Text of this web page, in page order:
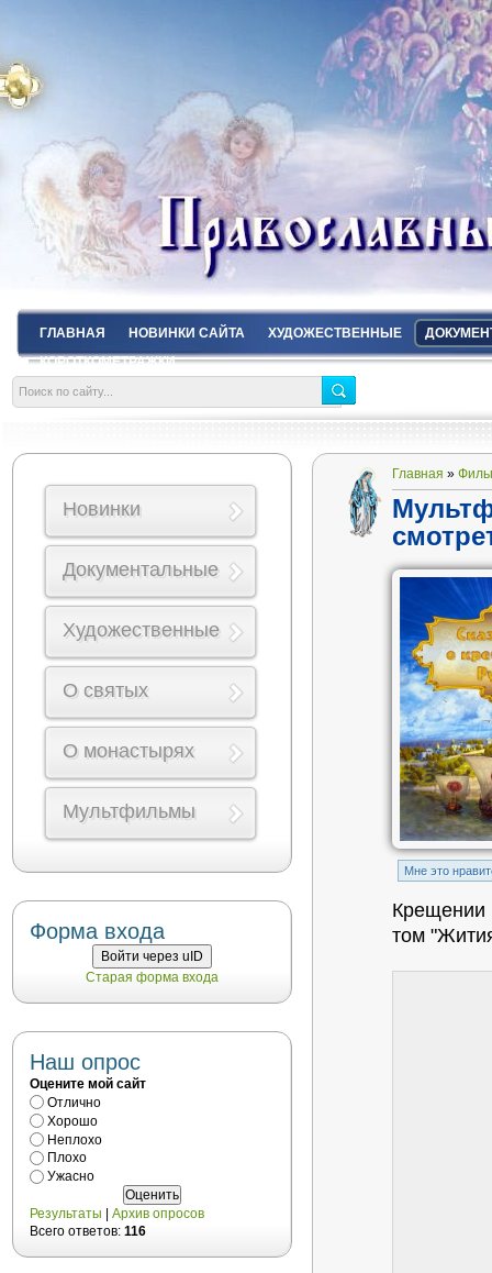
ГЛАВНАЯ НОВИНКИ САЙТА ХУДОЖЕСТВЕННЫЕ
КОРОТКОМЕТРАЖКИ
Главная »
Mне это
Крещении
том
Новинки
Документальные
Художественные
О святых
О монастырях
Мультфильмы
Форма входа
Войти через uID
Старая форма входа
Наш опрос
Оцените мой сайт
Отлично
Хорошо
Неплохо
Плохо
Ужасно
Результаты
Архив опросов
Всего ответов: 116